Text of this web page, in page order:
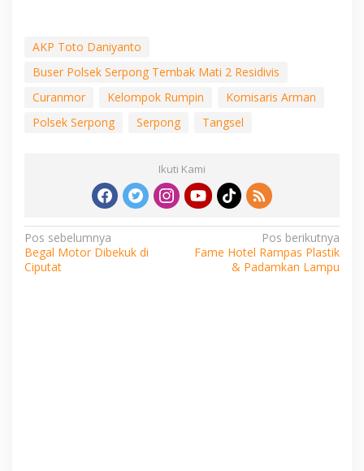
AKP Toto Daniyanto
Buser Polsek Serpong Tembak Mati 2 Residivis
Curanmor
Kelompok Rumpin
Komisaris Arman
Polsek Serpong
Serpong Tangsel
Ikuti Kami
Navigasi
pos
Pos sebelumnya
Begal Motor Dibekuk di
Ciputat
Pos berikutnya
Fame Hotel Rampas Plastik
& Padamkan Lampu